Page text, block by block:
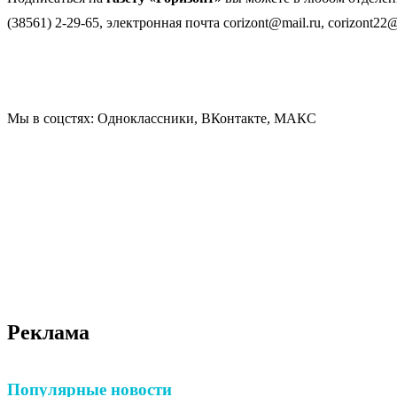
(38561) 2-29-65, электронная почта corizont@mail.ru,
Мы в соцстях: Одноклассники, ВКонтакте, МАКС
Реклама
Популярные новости